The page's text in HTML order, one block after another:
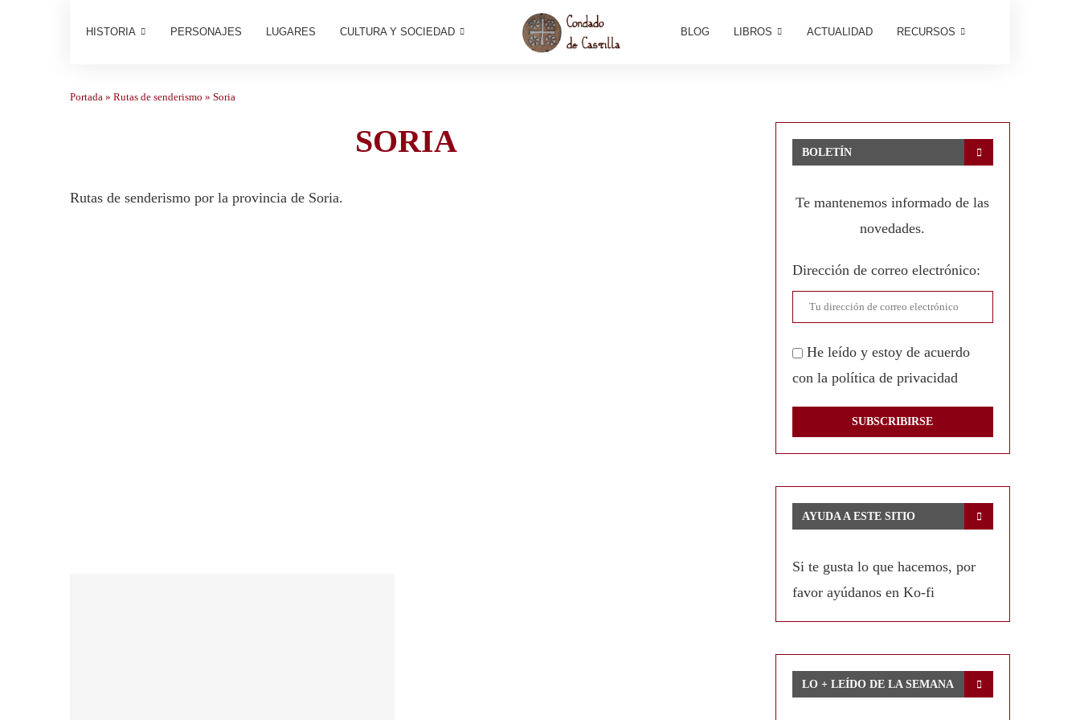
HISTORIA PERSONAJES LUGARES CULTURA Y SOCIEDAD BLOG LIBROS ACTUALIDAD RECURSOS
Portada » Rutas de senderismo » Soria
SORIA
Rutas de senderismo por la provincia de Soria.
BOLETÍN
Te mantenemos informado de las
novedades.
Dirección de correo electrónico:
He leído y estoy de acuerdo
con la política de privacidad
AYUDA A ESTE SITIO
Si te gusta lo que hacemos, por
favor ayúdanos en Ko-fi
LO + LEÍDO DE LA SEMANA